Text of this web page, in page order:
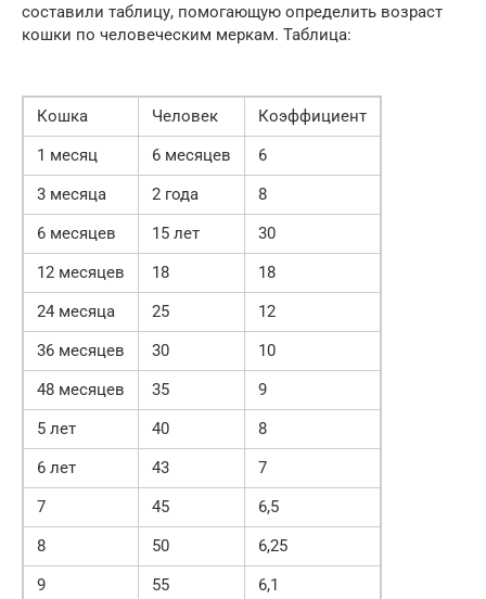
составили таблицу, помогающую определить возраст
кошки по человеческим меркам. Таблица:
Кошка Человек
Коэффициент
1 месяц
6 месяцев
6
3 месяца
2 года
8
6 месяцев
15 лет
30
12 месяцев
18
18
24 месяца
25
12
36 месяцев
30
10
48 месяцев
35
9
5 лет
40
8
6 лет
43
7
7
45
6,5
8
50
6,25
9
55 6,1